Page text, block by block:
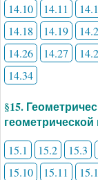
14.10
14.11
14.18
14.19
14.26
14.27
14.34
§15.
15.1 15.2 15.3
15.10
15.11